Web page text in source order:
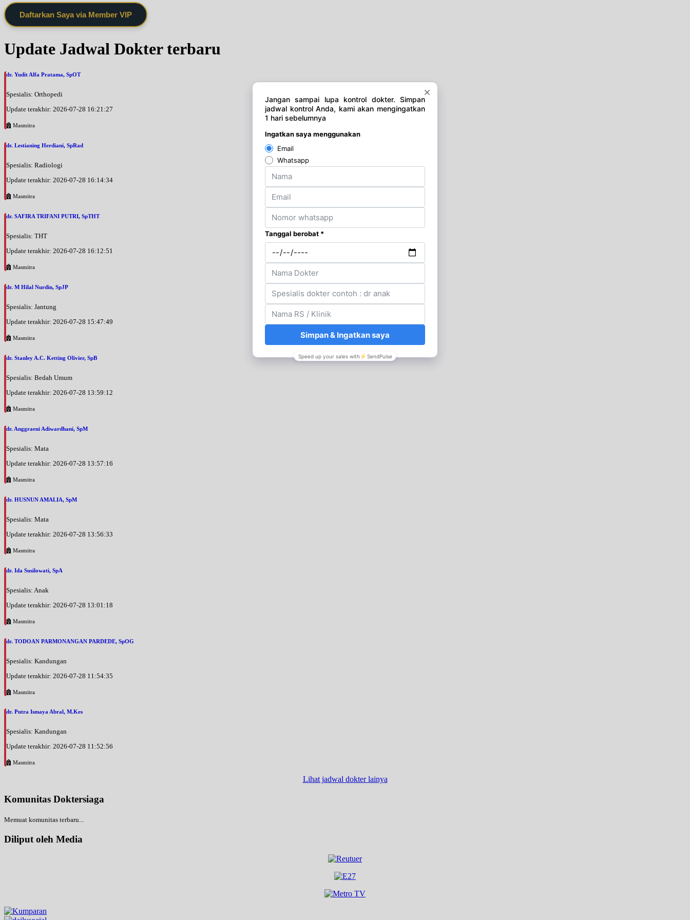
Daftarkan Saya via Member VIP
Update Jadwal Dokter terbaru
dr. Yudit Alfa Pratama, SpOT
Spesialis: Orthopedi
Update terakhir: 2026-07-28 16:21:27
Masmitra
dr. Lestianing Herdiani, SpRad
Spesialis: Radiologi
Update terakhir: 2026-07-28 16:14:34
Masmitra
dr. SAFIRA TRIFANI PUTRI, SpTHT
Spesialis: THT
Update terakhir: 2026-07-28 16:12:51
Masmitra
dr. M Hilal Nurdin, SpJP
Spesialis: Jantung
Update terakhir: 2026-07-28 15:47:49
Masmitra
dr. Stanley A.C. Ketting Olivier, SpB
Spesialis: Bedah Umum
Update terakhir: 2026-07-28 13:59:12
Masmitra
dr. Anggraeni Adiwardhani, SpM
Spesialis: Mata
Update terakhir: 2026-07-28 13:57:16
Masmitra
dr. HUSNUN AMALIA, SpM
Spesialis: Mata
Update terakhir: 2026-07-28 13:56:33
Masmitra
dr. Ida Susilowati, SpA
Spesialis: Anak
Update terakhir: 2026-07-28 13:01:18
Masmitra
dr. TODOAN PARMONANGAN PARDEDE, SpOG
Spesialis: Kandungan
Update terakhir: 2026-07-28 11:54:35
Masmitra
dr. Putra Ismaya Abral, M.Kes
Spesialis: Kandungan
Update terakhir: 2026-07-28 11:52:56
Masmitra
Lihat jadwal dokter lainya
Komunitas Doktersiaga
Memuat komunitas terbaru...
Diliput oleh Media